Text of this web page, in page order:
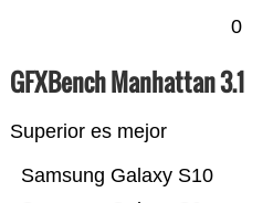
0
GFXBench Manhattan 3.1
Superior es mejor
Samsung Galaxy S10